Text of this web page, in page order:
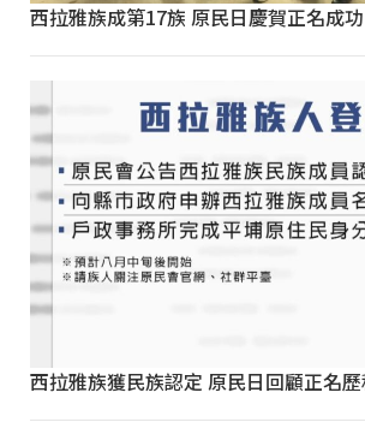
西拉雅族成第17族 原民日慶賀正名成功
西拉雅族獲民族認定 原民日回顧正名